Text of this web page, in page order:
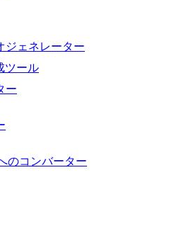
ジェネレーター
ツール
ー
のコンバーター